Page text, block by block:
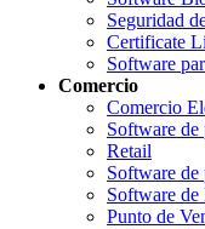
Seguridad
Certificate
Software
Comercio
Comercio
Software
Retail
Software de
Software de
Punto de